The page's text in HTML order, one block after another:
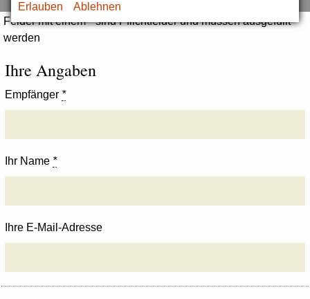
Erlauben Ablehnen
Felder mit einem * sind Pflichtfelder und müssen ausgefüllt
werden
Ihre Angaben
Empfänger *
Ihr Name *
Ihre E-Mail-Adresse